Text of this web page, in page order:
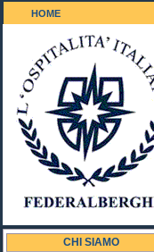
HOME
CHI SIAMO